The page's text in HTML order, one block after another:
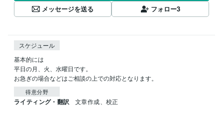
メッセージを送る
フォロー3
スケジュール
基本的には
平日の月、火、水曜日です。
お急ぎの場合などはご相談の上での対応となります。
得意分野
ライティング・翻訳 文章作成、校正